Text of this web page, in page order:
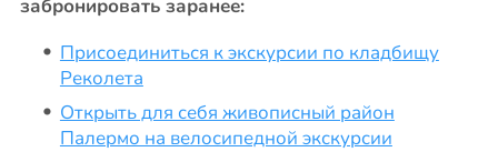
забронировать заранее:
Присоединиться к экскурсии по кладбищу
Реколета
Открыть для себя живописный район
Палермо на велосипедной экскурсии